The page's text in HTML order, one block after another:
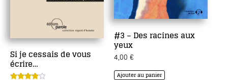
Si je cessais de vous
écrire…
#3 – Des racines aux
yeux
4,00 €
Ajouter au panier